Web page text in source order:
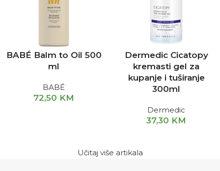
BABÉ Balm to Oil 500
ml
BABÉ
72,50 KM
Dermedic Cicatopy
kremasti gel za
kupanje i tuširanje
300ml
Dermedic
37,30 KM
Učitaj više artikala